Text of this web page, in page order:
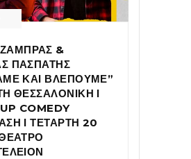
&
ΠΑΣΠΑΤΗΣ
ΚΑΙ ΒΛΕΠΟΥΜΕ”
ΘΕΣΣΑΛΟΝΙΚΗ Ι
COMEDY
Ι ΤΕΤΑΡΤΗ 20